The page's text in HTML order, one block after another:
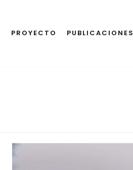
PROYECTO PUBLICACIONES